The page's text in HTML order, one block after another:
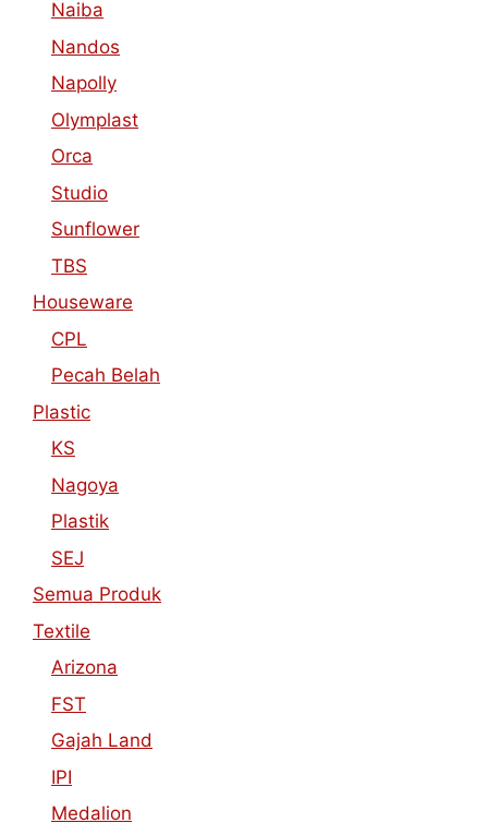
Naiba
Nandos
Napolly
Olymplast
Orca
Studio
Sunflower
TBS
Houseware
CPL
Pecah Belah
Plastic
KS
Nagoya
Plastik
SEJ
Semua Produk
Textile
Arizona
FST
Gajah Land
IPI
Medalion